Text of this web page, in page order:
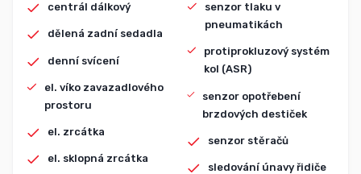
centrál dálkový
dělená zadní sedadla
denní svícení
el. víko zavazadlového
prostoru
el. zrcátka
el. sklopná zrcátka
senzor tlaku v
pneumatikách
protiprokluzový systém
kol (ASR)
senzor opotřebení
brzdových destiček
senzor stěračů
sledování únavy řidiče